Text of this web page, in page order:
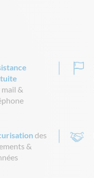
vos
mail &
des
&